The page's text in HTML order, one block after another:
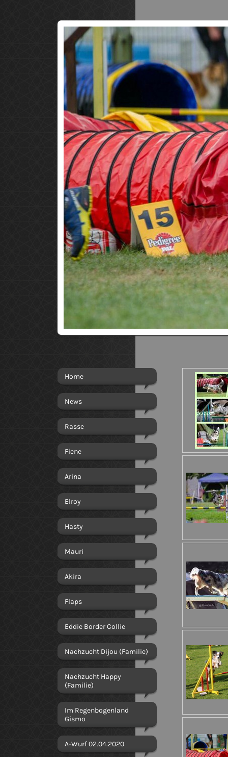
Home
News
Rasse
Fiene
Arina
Elroy
Hasty
Mauri
Akira
Flaps
Eddie Border Collie
Nachzucht Dijou (Familie)
Nachzucht Happy
(Familie)
Im Regenbogenland
Gismo
A-Wurf 02.04.2020